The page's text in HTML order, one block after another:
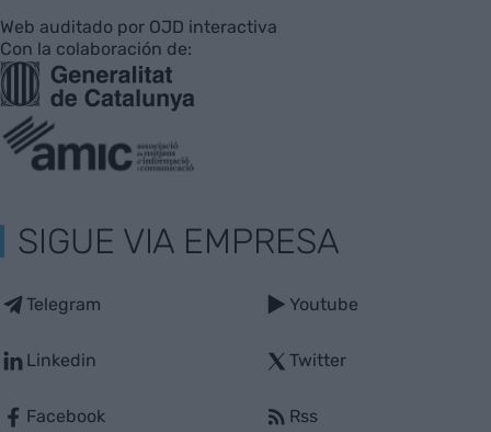
Web auditado por OJD interactiva
Con la colaboración de:
SIGUE VIA EMPRESA
Telegram
Linkedin
Facebook
Youtube
Twitter
Rss